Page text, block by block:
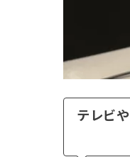
テレビ